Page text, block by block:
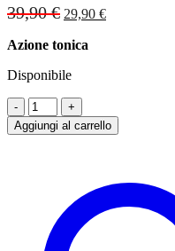
39,90€ Original
price
was:
29,90 €Current
price
Azione tonica
Disponibile
TESTO
ANABOLIC
90
Aggiungi al carrello